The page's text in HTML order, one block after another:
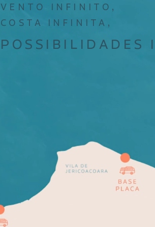
VENTO INFINITO,
COSTA INFINITA,
POSSIBILIDADES